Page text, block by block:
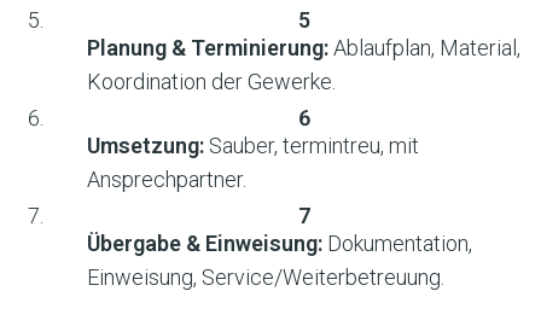
Planung & Terminierung:Ablaufplan, Material,
Koordination der Gewerke.
Umsetzung: Sauber, termintreu, mit
Ansprechpartner.
Übergabe & Einweisung:Dokumentation,
Einweisung, Service/Weiterbetreuung.